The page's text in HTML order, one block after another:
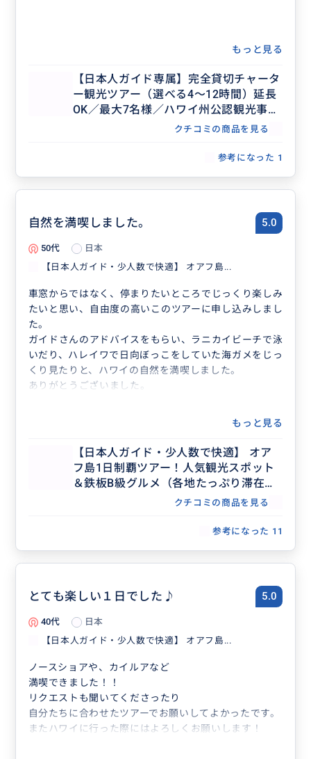
もっと見る
【日本人ガイド専属】完全貸切チャータ
ー観光ツアー（選べる4～12時間）延長
OK／最大7名様／ハワイ州公認観光事業
クチコミの商品を見る
参考になった 1
自然を満喫しました。 5.0
50代
日本
【日本人ガイド・少人数で快適】 オアフ島...
車窓からではなく、停まりたいところでじっくり楽しみ
たいと思い、自由度の高いこのツアーに申し込みしまし
た。
ガイドさんのアドバイスをもらい、ラニカイビーチで泳
いだり、ハレイワで日向ぼっこをしていた海ガメをじっ
くり見たりと、ハワイの自然を満喫しました。
ありがとうございました。
もっと見る
【日本人ガイド・少人数で快適】 オア
フ島1日制覇ツアー！人気観光スポット
＆鉄板B級グルメ（各地たっぷり滞在で
行きたいスポットを自由に選択）
クチコミの商品を見る
参考になった 11
とても楽しい１日でした♪ 5.0
40代
日本
【日本人ガイド・少人数で快適】 オアフ島...
ノースショアや、カイルアなど
満喫できました！！
リクエストも聞いてくださったり
自分たちに合わせたツアーでお願いしてよかったです。
またハワイに行った際にはよろしくお願いします！